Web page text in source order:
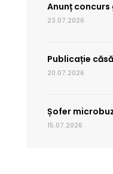
Anunț concurs
23.07.2026
Publicație
20.07.2026
Șofer
15.07.2026